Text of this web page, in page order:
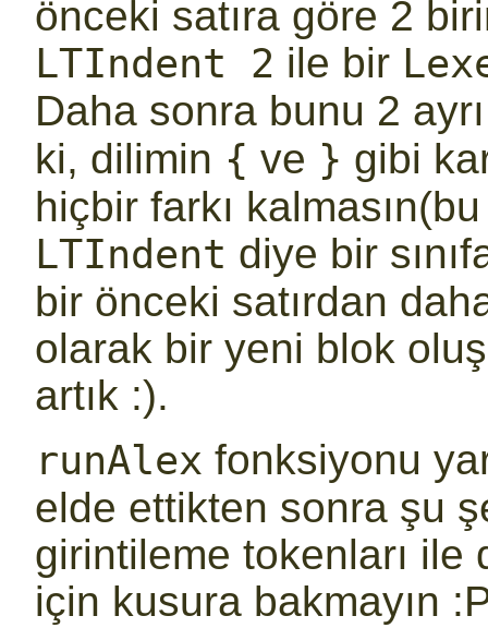
önceki satıra göre 2
LTIndent 2 ile bir
Daha sonra bunu 2
ki, dilimin { ve } gibi
hiçbir farkı
LTIndent diye bir
bir önceki satırdan
olarak bir yeni blok
artık :).
runAlex fonksiyonu
elde ettikten sonra şu
girintileme tokenları ile
için kusura bakmayın